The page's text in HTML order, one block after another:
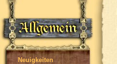
Neuigkeiten